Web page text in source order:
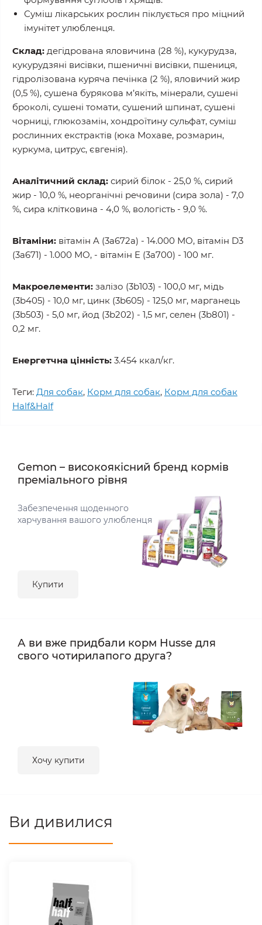
Суміш лікарських рослин піклується про міцний
імунітет улюбленця.
Склад: дегідрована яловичина (28 %), кукурудза,
кукурудзяні висівки, пшеничні висівки, пшениця,
гідролізована куряча печінка (2 %), яловичий жир
(0,5 %), сушена бурякова м’якіть, мінерали, сушені
броколі, сушені томати, сушений шпинат, сушені
чорниці, глюкозамін, хондроїтину сульфат, суміш
рослинних екстрактів (юка Мохаве, розмарин,
куркума, цитрус, євгенія).
Аналітичний склад: сирий білок - 25,0 %, сирий
жир - 10,0 %, неорганічні речовини (сира зола) - 7,0
%, сира клітковина - 4,0 %, вологість - 9,0 %.
Вітаміни: вітамін A (3a672a) - 14.000 МО, вітамін D3
(3a671) - 1.000 МО, - вітамін E (3a700) - 100 мг.
Макроелементи: залізо (3b103) - 100,0 мг, мідь
(3b405) - 10,0 мг, цинк (3b605) - 125,0 мг, марганець
(3b503) - 5,0 мг, йод (3b202) - 1,5 мг, селен (3b801) -
0,2 мг.
Енергетчна цінність: 3.454 ккал/кг.
Теги: Для собак, Корм для собак, Корм для собак
Half&Half
Gemon – високоякісний бренд кормів
преміального рівня
Забезпечення щоденного
харчування вашого улюбленця
Купити
А ви вже придбали корм Husse для
свого чотирилапого друга?
Хочу купити
Ви дивилися